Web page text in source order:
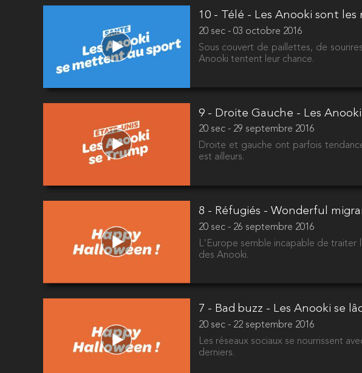
10 - Télé - Les Anooki sont les
20 sec - 03 octobre 2016
Sous couvert de paillettes, de
Anooki tentent leur chance.
9 - Droite Gauche - Les
20 sec - 29 septembre 2016
Droite et gauche ont parfois
est ailleurs.
8 - Réfugiés - Wonderful
20 sec - 26 septembre 2016
L'Europe semble incapable de traiter
des Anooki.
7 - Bad buzz - Les Anooki se
20 sec - 22 septembre 2016
Les réseaux sociaux se nourrissent
derniers.